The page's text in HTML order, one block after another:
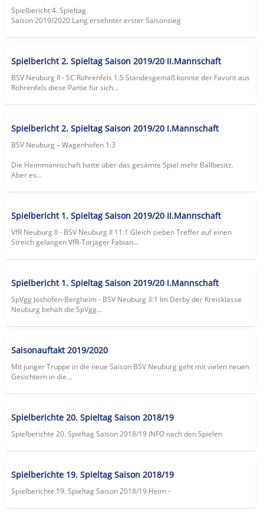
Spielbericht 4. Spieltag
Saison 2019/2020 Lang ersehnter erster Saisonsieg
Spielbericht 2. Spieltag Saison 2019/20 II.Mannschaft
BSV Neuburg II - SC Rohrenfels 1:5 Standesgemäß konnte der Favorit aus
Rohrenfels diese Partie für sich...
Spielbericht 2. Spieltag Saison 2019/20 I.Mannschaft
BSV Neuburg – Wagenhofen 1:3
Die Heimmannschaft hatte über das gesamte Spiel mehr Ballbesitz.
Aber es...
Spielbericht 1. Spieltag Saison 2019/20 II.Mannschaft
VfR Neuburg II - BSV Neuburg II 11:1 Gleich sieben Treffer auf einen
Streich gelangen VfR-Torjäger Fabian...
Spielbericht 1. Spieltag Saison 2019/20 I.Mannschaft
SpVgg Joshofen-Bergheim - BSV Neuburg 3:1 Im Derby der Kreisklasse
Neuburg behält die SpVgg...
Saisonauftakt 2019/2020
Mit junger Truppe in die neue Saison BSV Neuburg geht mit vielen neuen
Gesichtern in die...
Spielberichte 20. Spieltag Saison 2018/19
Spielberichte 20. Spieltag Saison 2018/19 lNFO nach den Spielen
Spielberichte 19. Spieltag Saison 2018/19
Spielberichte 19. Spieltag Saison 2018/19 Heim -